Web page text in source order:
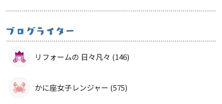
リフォームの 日々凡々 (146)
かに座女子レンジャー (575)